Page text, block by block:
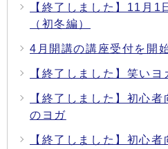
【終了しました】11月1
（初冬編）
4月開講の講座受付を開
【終了しました】笑いヨ
【終了しました】初心
のヨガ
【終了しました】初心